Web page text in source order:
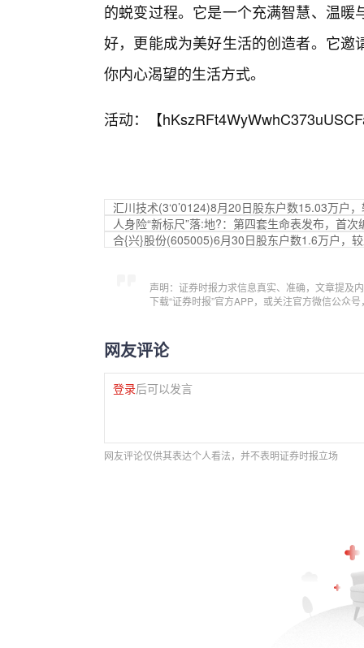
的蜕变过程。它是一个充满智慧、温
好，更能成为美好生活的创造者。它
你内心渴望的生活方式。
活动：【
汇川技术(3‘0’0124)8月20日股东户数15.03万户
人身险“新标尺”落:地?：第四套生命表发布，首
合{兴}股份(605005)6月30日股东户数1.6万户，
声明：证券时报力求信息真实、准确，文章提及
下载“证券时报”官方APP，或关注官方微信公众
网友评论
登录后可以发言
网友评论仅供其表达个人看法，并不表明证券时报立场